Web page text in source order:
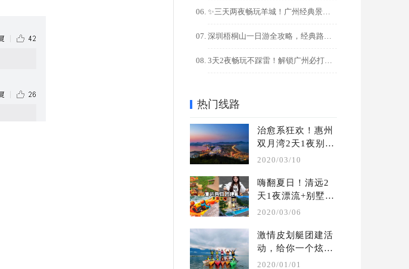
✨三天两夜畅玩羊城！广州经典景点+美食全攻略
深圳梧桐山一日游全攻略，经典路线+隐藏玩法解锁
3天2夜畅玩不踩雷！解锁广州必打卡的10大宝藏景点
热门线路
治愈系狂欢！惠州
双月湾2天1夜别墅
轰趴团建攻略
2020/03/10
嗨翻夏日！清远2
天1夜漂流+别墅轰
趴团建攻略
2020/03/06
激情皮划艇团建活
动，给你一个炫酷
的水上团建 | 夏季
2020/01/01